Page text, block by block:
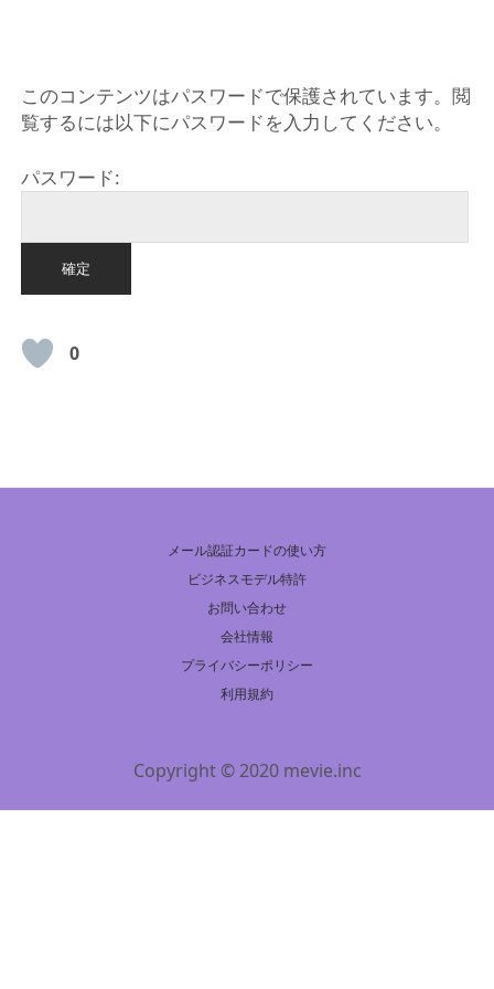
このコンテンツはパスワードで保護されています。閲
覧するには以下にパスワードを入力してください。
パスワード:
0
メール認証カードの使い方
ビジネスモデル特許
お問い合わせ
会社情報
プライバシーポリシー
利用規約
Copyright © 2020 mevie.inc